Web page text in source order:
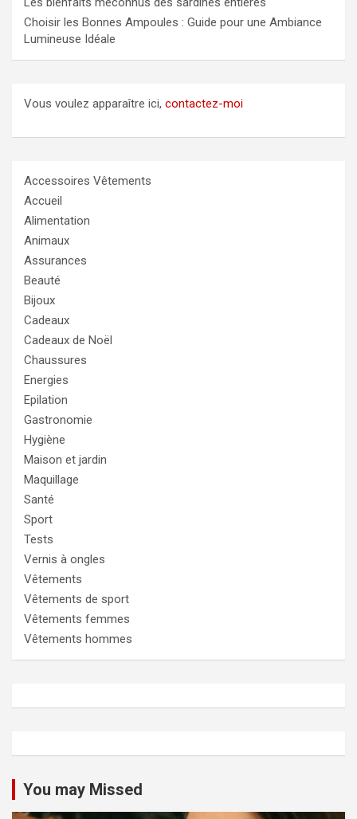
Choisir les Bonnes Ampoules : Guide pour une Ambiance
Lumineuse Idéale
Vous voulez apparaître ici, contactez-moi
Accessoires Vêtements
Accueil
Alimentation
Animaux
Assurances
Beauté
Bijoux
Cadeaux
Cadeaux de Noël
Chaussures
Energies
Epilation
Gastronomie
Hygiène
Maison et jardin
Maquillage
Santé
Sport
Tests
Vernis à ongles
Vêtements
Vêtements de sport
Vêtements femmes
Vêtements hommes
You may Missed